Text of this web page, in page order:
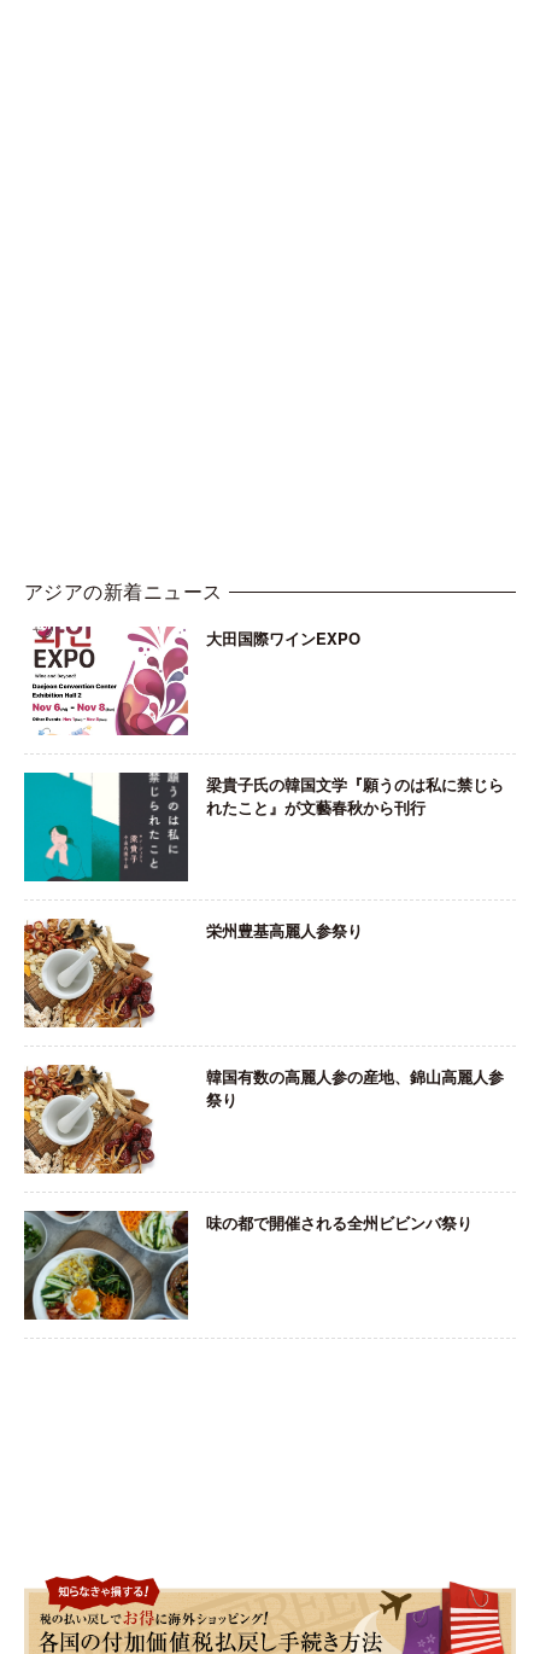
アジアの新着ニュース
大田国際ワインEXPO
梁貴子氏の韓国文学『願うのは私に禁じら
れたこと』が文藝春秋から刊行
栄州豊基高麗人参祭り
韓国有数の高麗人参の産地、錦山高麗人参
祭り
味の都で開催される全州ビビンバ祭り